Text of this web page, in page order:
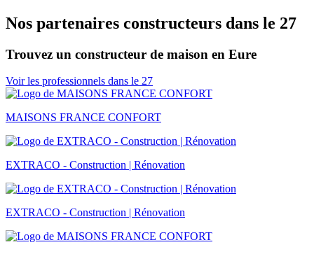
Nos partenaires constructeurs dans le 27
Trouvez un constructeur de maison en Eure
Voir les professionnels dans le 27
MAISONS FRANCE CONFORT
EXTRACO - Construction | Rénovation
EXTRACO - Construction | Rénovation